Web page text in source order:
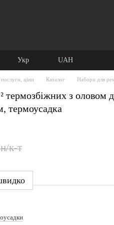
Укр UAH
ціни Каталог Набори для
термозбіжних з оловом
термоусадка
к-т